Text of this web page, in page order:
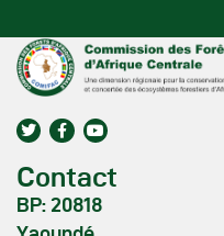
Contact
BP: 20818